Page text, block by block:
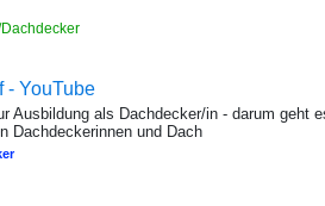
- YouTube
Ausbildung als Dachdecker/in - darum geht
Dachdeckerinnen und Dach